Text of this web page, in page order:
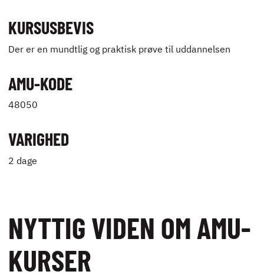
KURSUSBEVIS
Der er en mundtlig og praktisk prøve til uddannelsen
AMU-KODE
48050
VARIGHED
2 dage
NYTTIG VIDEN OM AMU-
KURSER